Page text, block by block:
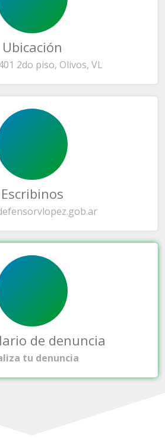
Ubicación
2do piso, Olivos, VL
Escribinos
de denuncia
tu denuncia